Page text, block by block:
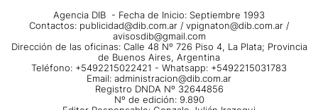
Agencia DIB - Fecha de Inicio: Septiembre 1993
Contactos: publicidad@dib.com.ar / vpignaton@dib.com.ar /
avisosdib@gmail.com
Dirección de las oficinas: Calle 48 Nº 726 Piso 4, La Plata; Provincia
de Buenos Aires, Argentina
Teléfono: +5492215022421 - Whatsapp: +5492215031783
Email: administracion@dib.com.ar
Registro DNDA Nº 32644856
Nº de edición: 9.890